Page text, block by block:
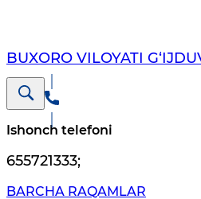
BUXORO VILOYATI
Ishonch telefoni
655721333;
BARCHA RAQAMLAR